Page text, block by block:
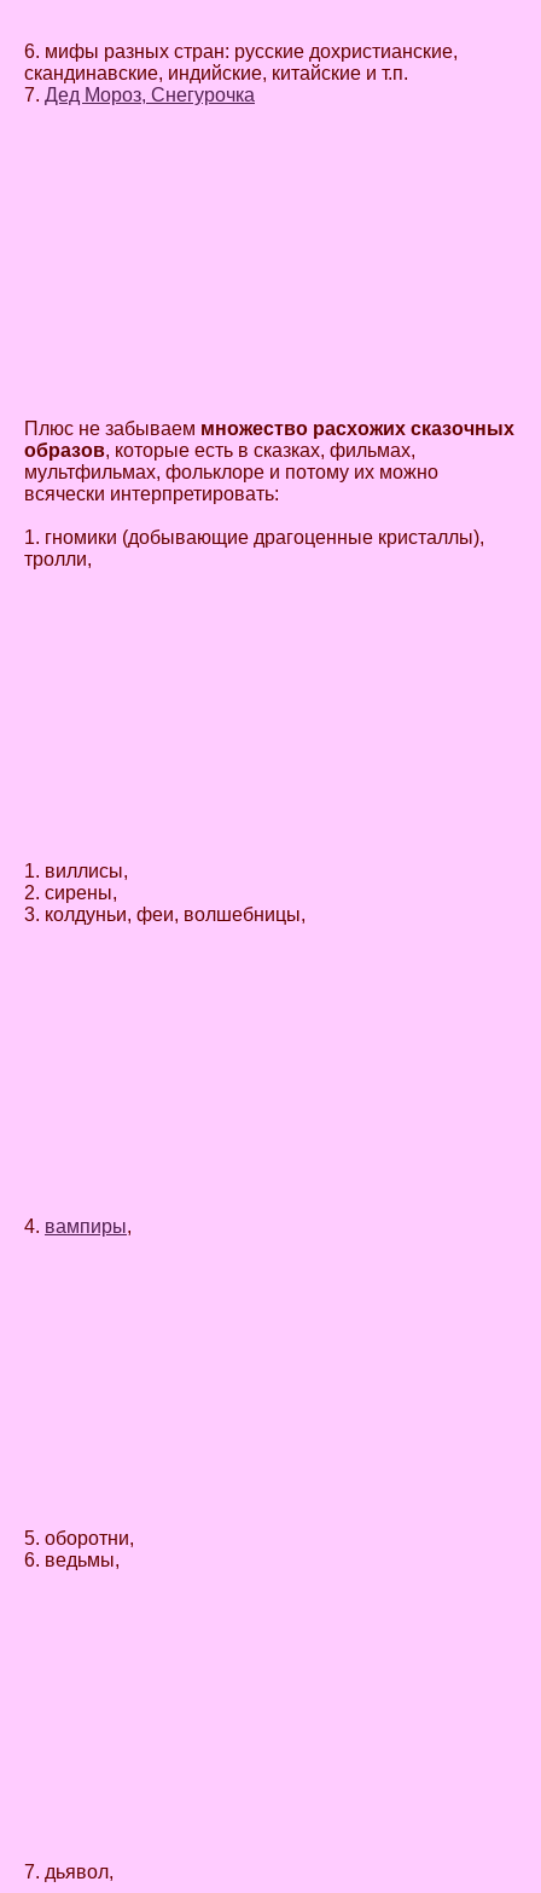
6. мифы разных стран: русские дохристианские,
скандинавские, индийские, китайские и т.п.
7. Дед Мороз, Снегурочка
Плюс не забываем множество расхожих сказочных
образов, которые есть в сказках, фильмах,
мультфильмах, фольклоре и потому их можно
всячески интерпретировать:
1. гномики (добывающие драгоценные кристаллы),
тролли,
1. виллисы,
2. сирены,
3. колдуньи, феи, волшебницы,
4. вампиры,
5. оборотни,
6. ведьмы,
7. дьявол,